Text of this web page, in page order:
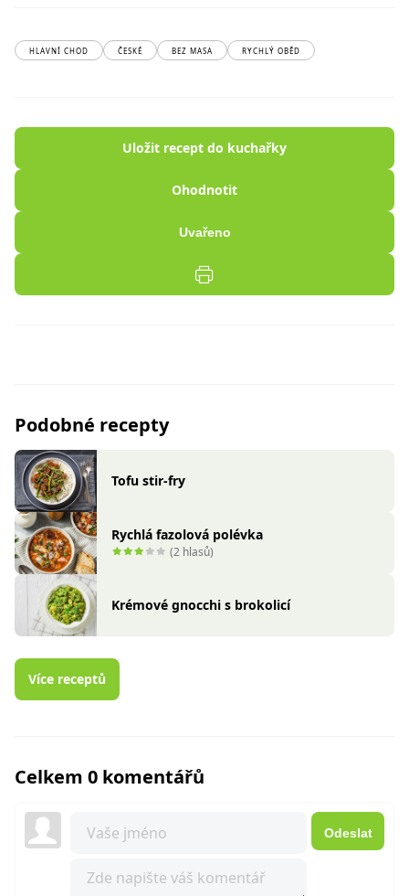
HLAVNÍ CHOD ČESKÉ BEZ MASA RYCHLÝ OBĚD
Uložit recept do kuchařky
Ohodnotit
Uvařeno
Podobné recepty
Tofu stir-fry
Rychlá fazolová polévka
(2 hlasů)
Krémové gnocchi s brokolicí
Více receptů
Celkem 0 komentářů
Odeslat